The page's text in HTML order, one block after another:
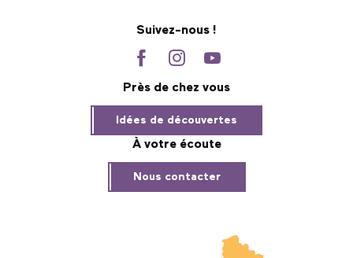
Suivez-nous !
Près de chez vous
Idées de découvertes
À votre écoute
Nous contacter